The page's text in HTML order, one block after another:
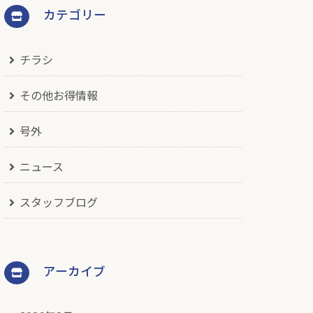
カテゴリー
チラシ
その他お得情報
号外
ニュース
スタッフブログ
アーカイブ